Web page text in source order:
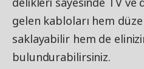
gelen kabloları hem
saklayabilir hem de
bulundurabilirsiniz.